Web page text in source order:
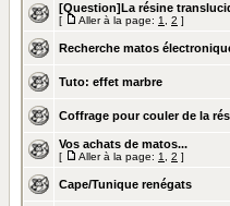
[Question]La résine
[ Aller à la page: 1 2 ]
Recherche matos
Tuto: effet marbre
Coffrage pour couler de la
Vos achats de matos...
[ Aller à la page: 1 2 ]
Cape/Tunique renégats